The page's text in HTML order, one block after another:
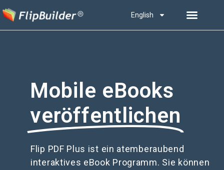
English
Mobile eBooks
veröffentlichen
Flip PDF Plus ist ein atemberaubend
interaktives eBook Programm. Sie können